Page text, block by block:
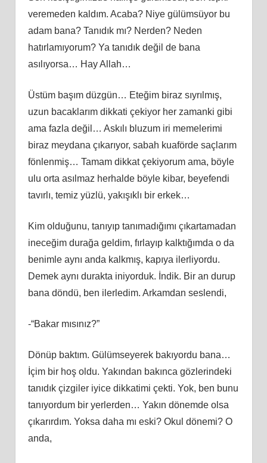
veremeden kaldım. Acaba? Niye gülümsüyor bu
adam bana? Tanıdık mı? Nerden? Neden
hatırlamıyorum? Ya tanıdık değil de bana
asılıyorsa… Hay Allah…
Üstüm başım düzgün… Eteğim biraz sıyrılmış,
uzun bacaklarım dikkati çekiyor her zamanki gibi
ama fazla değil… Askılı bluzum iri memelerimi
biraz meydana çıkarıyor, sabah kuaförde saçlarım
fönlenmiş… Tamam dikkat çekiyorum ama, böyle
ulu orta asılmaz herhalde böyle kibar, beyefendi
tavırlı, temiz yüzlü, yakışıklı bir erkek…
Kim olduğunu, tanıyıp tanımadığımı çıkartamadan
ineceğim durağa geldim, fırlayıp kalktığımda o da
benimle aynı anda kalkmış, kapıya ilerliyordu.
Demek aynı durakta iniyorduk. İndik. Bir an durup
bana döndü, ben ilerledim. Arkamdan seslendi,
-“Bakar mısınız?”
Dönüp baktım. Gülümseyerek bakıyordu bana…
İçim bir hoş oldu. Yakından bakınca gözlerindeki
tanıdık çizgiler iyice dikkatimi çekti. Yok, ben bunu
tanıyordum bir yerlerden… Yakın dönemde olsa
çıkarırdım. Yoksa daha mı eski? Okul dönemi? O
anda,